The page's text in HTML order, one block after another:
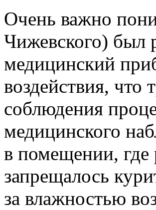
Очень важно
Чижевского) был
медицинский
воздействия, что
соблюдения
медицинского
в помещении, где
запрещалось
за влажностью